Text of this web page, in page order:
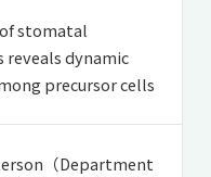
プ
問い
わせ
領域棟
マップ
在学生の方へ
stomatal
dynamic
precursor cells
（Department